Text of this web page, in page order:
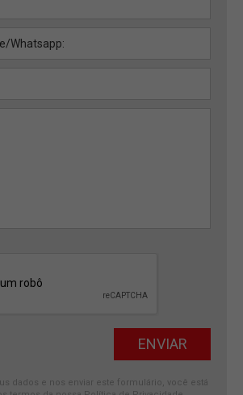
dados e nos enviar este formulário, você está